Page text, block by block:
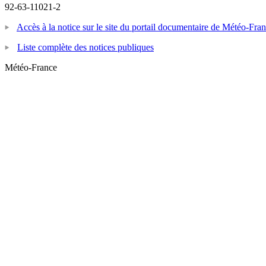
92-63-11021-2
Accès à la notice sur le site du portail documentaire de Météo-
Liste complète des notices publiques
Météo-France